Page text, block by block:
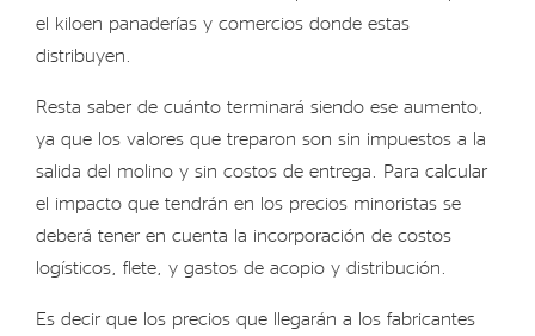
el kiloen panaderías y comercios donde estas
distribuyen.
Resta saber de cuánto terminará siendo ese aumento,
ya que los valores que treparon son sin impuestos a la
salida del molino y sin costos de entrega. Para calcular
el impacto que tendrán en los precios minoristas se
deberá tener en cuenta la incorporación de costos
logísticos, flete, y gastos de acopio y distribución.
Es decir que los precios que llegarán a los fabricantes